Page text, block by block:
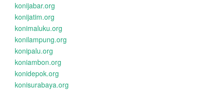
konijabar.org
konijatim.org
konimaluku.org
konilampung.org
konipalu.org
koniambon.org
konidepok.org
konisurabaya.org